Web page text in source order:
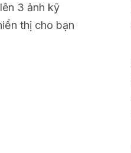
3 ảnh kỹ
thị cho bạn